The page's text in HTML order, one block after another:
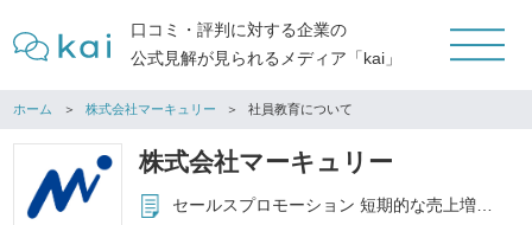
口コミ・評判に対する企業の
公式見解が見られるメディア「kai」
ホーム 株式会社マーキュリー 社員教育について
株式会社マーキュリー
セールスプロモーション 短期的な売上増加だけでなく、長期的なブランド価値の向上を通じて、新規顧客の獲得や顧客ロイヤルティの向上をサポートします。 エデュケーション 専門学校や日本語教育を通じて個人やコミュニティの発展に寄与し、未来の価値ある人材を育てます。 エンターテインメント 大人から子供まで、夢と冒険を追求する人々に驚きと感動の体験を提供します。 キッズテーマパークや劇場など幅広く運営しています。 アウトソーシング 部分的な業務から中長期的なBPOまで、バックオフィス業務にとどまらないコンタクトセンターや多様な事務局など、用途に合わせたサポートを提供します。 通信制高等学校 学生それぞれが持つ個を大切にしたいという想いから、自由度の高い「通信制」に着目し、精華学園の分校として現在は北海道・新潟・東京（2校）・神奈川・千葉（2校）・沖縄に8校を運営。